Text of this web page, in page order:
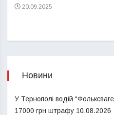
20.09.2025
Новини
У Тернополі водій
17000 грн штрафу 10.08.2026